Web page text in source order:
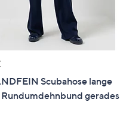
Scubahose lange
Rundumdehnbund gerades